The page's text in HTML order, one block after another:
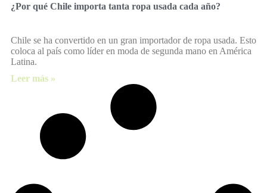
¿Por qué Chile importa tanta ropa usada cada año?
Chile se ha convertido en un gran importador de ropa usada. Esto
coloca al país como líder en moda de segunda mano en América
Latina.
Leer más »